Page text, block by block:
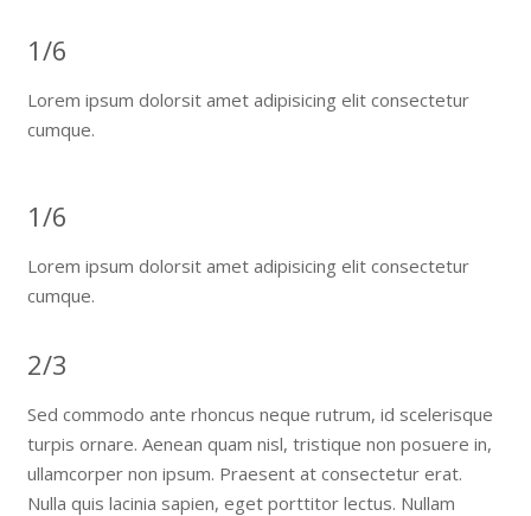
1/6
Lorem ipsum dolorsit amet adipisicing elit consectetur
cumque.
1/6
Lorem ipsum dolorsit amet adipisicing elit consectetur
cumque.
2/3
Sed commodo ante rhoncus neque rutrum, id scelerisque
turpis ornare. Aenean quam nisl, tristique non posuere in,
ullamcorper non ipsum. Praesent at consectetur erat.
Nulla quis lacinia sapien, eget porttitor lectus. Nullam